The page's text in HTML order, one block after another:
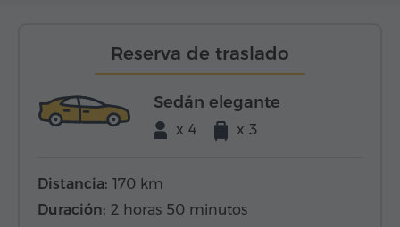
Reserva de traslado
Sedán elegante
x 4 x 3
Distancia: 170 km
Duración: 2 horas 50 minutos